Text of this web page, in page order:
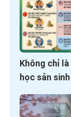
Không chỉ
học sản